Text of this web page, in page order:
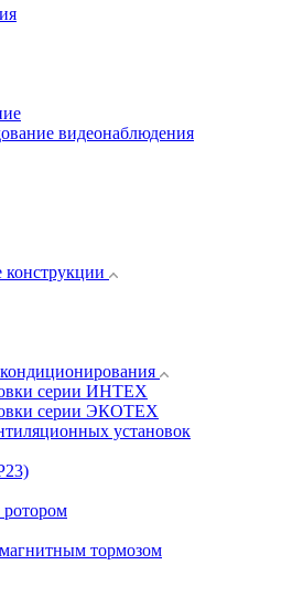
видеонаблюдения
серии ИНТЕХ
серии ЭКОТЕХ
установок
тормозом